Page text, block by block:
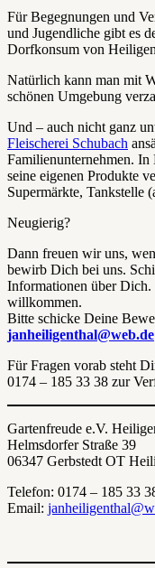
Für Begegnungen und
und Jugendliche gibt es
Dorfkonsum von
Natürlich kann man mit
schönen Umgebung
Und – auch nicht ganz
Fleischerei Schubach
Familienunternehmen.
seine eigenen Produkte
Supermärkte, Tankstelle
Neugierig?
Dann freuen wir uns,
bewirb Dich bei uns.
Informationen über
willkommen.
Bitte schicke Deine
janheiligenthal@web.de
Für Fragen vorab steht
0174 – 185 33 38 zur
Gartenfreude e.V.
Helmsdorfer Straße 39
06347 Gerbstedt OT
Telefon: 0174 – 185 33
Email: